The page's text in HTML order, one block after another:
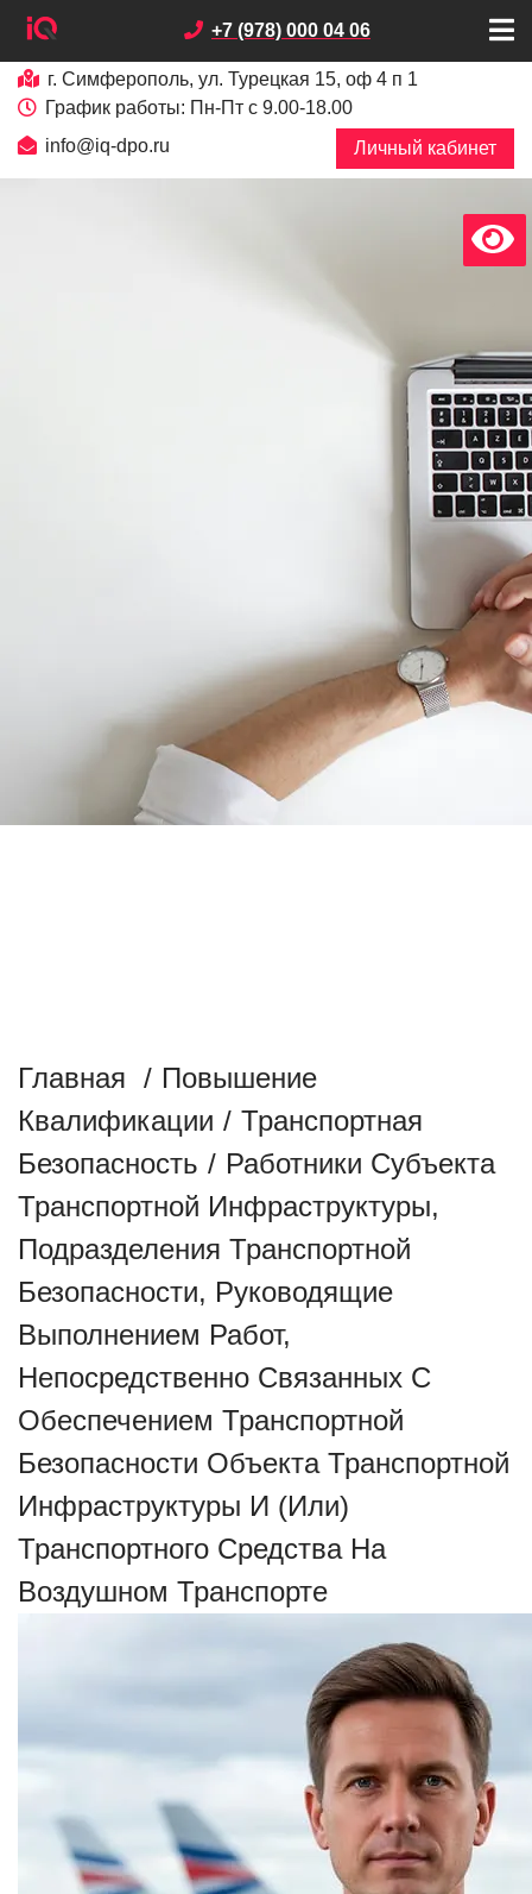
+7 (978) 000 04 06
г. Симферополь, ул. Турецкая 15, оф 4 п 1
График работы: Пн-Пт с 9.00-18.00
info@iq-dpo.ru
Личный кабинет
Главная / Повышение
Квалификации / Транспортная
Безопасность / Работники Субъекта
Транспортной Инфраструктуры,
Подразделения Транспортной
Безопасности, Руководящие
Выполнением Работ,
Непосредственно Связанных С
Обеспечением Транспортной
Безопасности Объекта Транспортной
Инфраструктуры И (или)
Транспортного Средства На
Воздушном Транспорте
х